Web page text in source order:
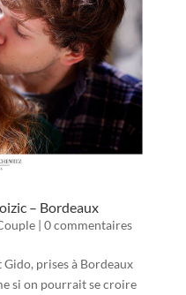
– Bordeaux
| 0 commentaires
Gido, prises à Bordeaux
si on pourrait se croire